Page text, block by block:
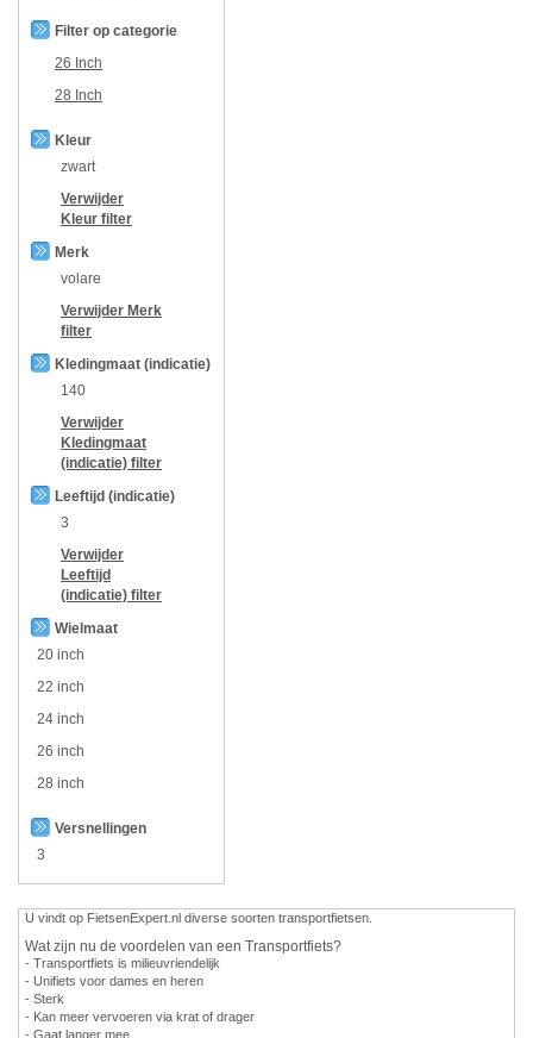
Filter op categorie
26 Inch
28 Inch
Kleur
zwart
Verwijder
Kleur filter
Merk
volare
Verwijder Merk
filter
Kledingmaat (indicatie)
140
Verwijder
Kledingmaat
(indicatie) filter
Leeftijd (indicatie)
3
Verwijder
Leeftijd
(indicatie) filter
Wielmaat
20 inch
22 inch
24 inch
26 inch
28 inch
Versnellingen
3
U vindt op FietsenExpert.nl diverse soorten transportfietsen.
Wat zijn nu de voordelen van een Transportfiets?
- Transportfiets is milieuvriendelijk
- Unifiets voor dames en heren
- Sterk
- Kan meer vervoeren via krat of drager
- Gaat langer mee